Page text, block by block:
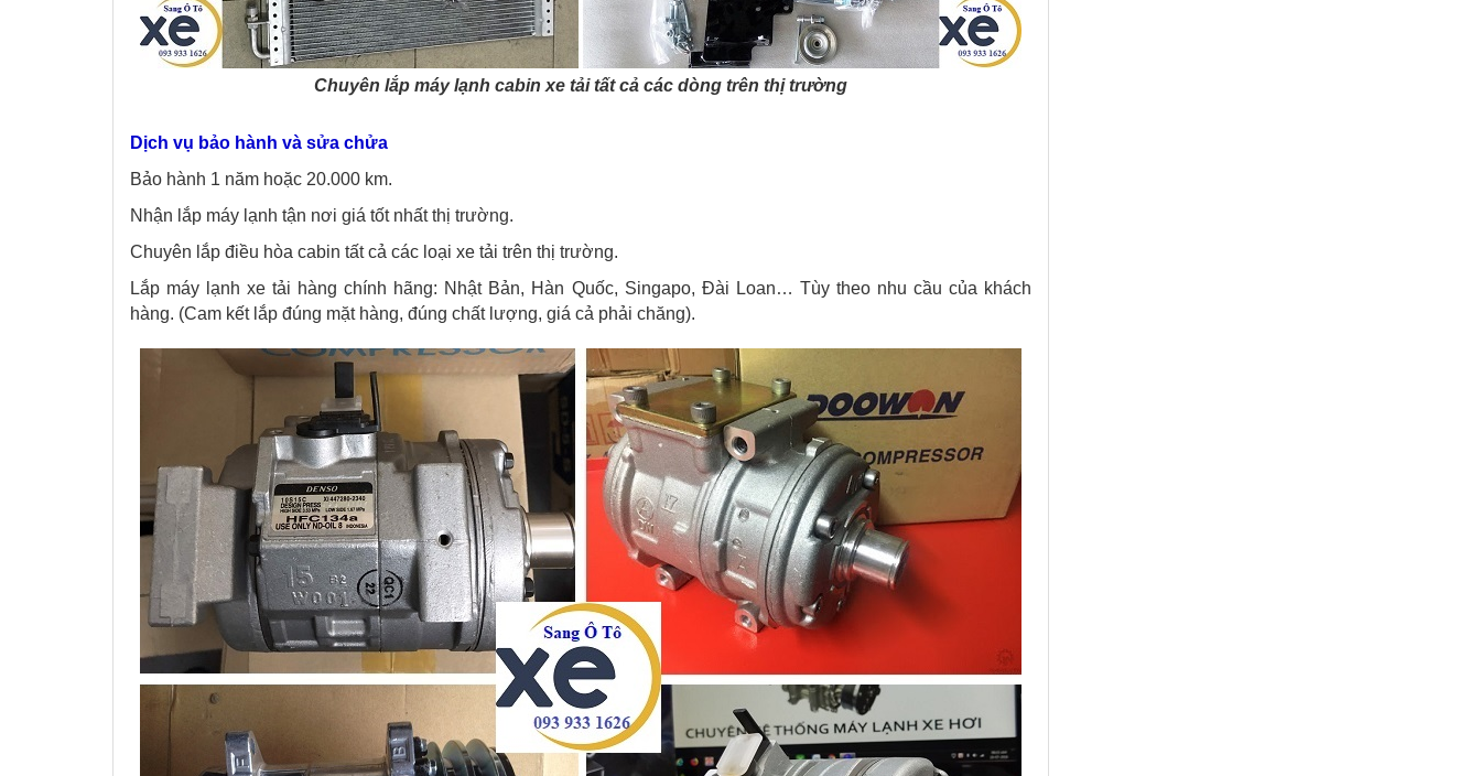
Chuyên lắp máy lạnh cabin xe tải tất cả các dòng trên thị trường
Dịch vụ bảo hành và sửa chửa
Bảo hành 1 năm hoặc 20.000 km.
Nhận lắp máy lạnh tận nơi giá tốt nhất thị trường.
Chuyên lắp điều hòa cabin tất cả các loại xe tải trên thị trường.
Lắp máy lạnh xe tải hàng chính hãng: Nhật Bản, Hàn Quốc, Singapo, Đài Loan… Tùy theo nhu cầu của khách
hàng. (Cam kết lắp đúng mặt hàng, đúng chất lượng, giá cả phải chăng).